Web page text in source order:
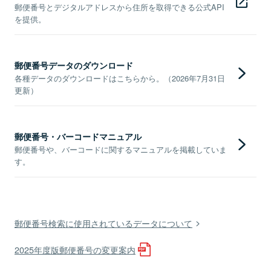
郵便番号とデジタルアドレスから住所を取得できる公式API
を提供。
郵便番号データのダウンロード
各種データのダウンロードはこちらから。（2026年7月31日
更新）
郵便番号・バーコードマニュアル
郵便番号や、バーコードに関するマニュアルを掲載していま
す。
郵便番号検索に使用されているデータについて
2025年度版郵便番号の変更案内